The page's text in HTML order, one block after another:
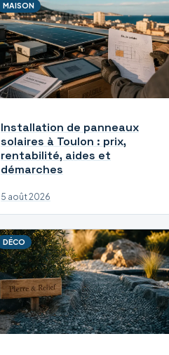
MAISON
Installation de panneaux
solaires à Toulon : prix,
rentabilité, aides et
démarches
5 août 2026
DÉCO